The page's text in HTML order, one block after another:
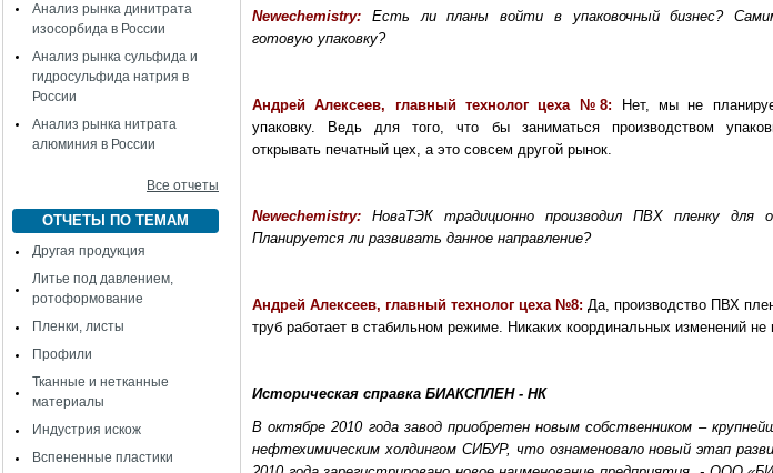
Анализ рынка динитрата
изосорбида в России
Анализ рынка сульфида и
гидросульфида натрия в
России
Анализ рынка нитрата
алюминия в России
Все отчеты
ОТЧЕТЫ ПО ТЕМАМ
Другая продукция
Литье под давлением,
ротоформование
Пленки, листы
Профили
Тканные и нетканные
материалы
Индустрия искож
Вспененные пластики
Newechemistry: Есть ли планы войти в упаковочный бизнес?
готовую упаковку?
Андрей Алексеев, главный технолог цеха №8:
Нет, мы не
упаковку. Ведь для того, что бы заниматься производством
открывать печатный цех, а это совсем другой рынок.
Newechemistry: НоваТЭК традиционно производил ПВХ пленку для
Планируется ли развивать данное направление?
Андрей Алексеев, главный технолог цеха №8: Да, производство ПВХ
труб работает в стабильном режиме. Никаких координальных изменений не
Историческая справка БИАКСПЛЕН - НК
В октябре 2010 года завод приобретен новым собственником –
нефтехимическим холдингом СИБУР, что ознаменовало новый этап